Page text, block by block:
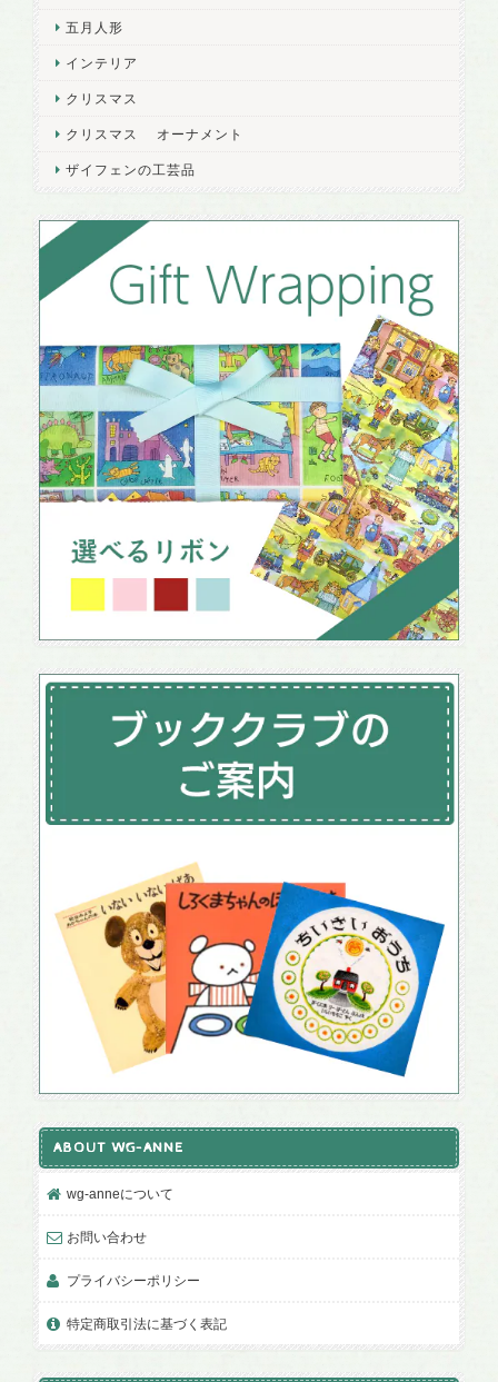
五月人形
インテリア
クリスマス
クリスマス オーナメント
ザイフェンの工芸品
ABOUT WG-ANNE
wg-anneについて
お問い合わせ
プライバシーポリシー
特定商取引法に基づく表記